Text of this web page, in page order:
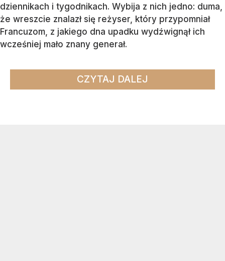
dziennikach i tygodnikach. Wybija z nich jedno: duma,
że wreszcie znalazł się reżyser, który przypomniał
Francuzom, z jakiego dna upadku wydźwignął ich
wcześniej mało znany generał.
CZYTAJ DALEJ